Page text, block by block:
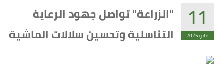
11
مايو 2025
"الزراعة" تواصل جهود الرعاية
التناسلية وتحسين سلالات الماشية